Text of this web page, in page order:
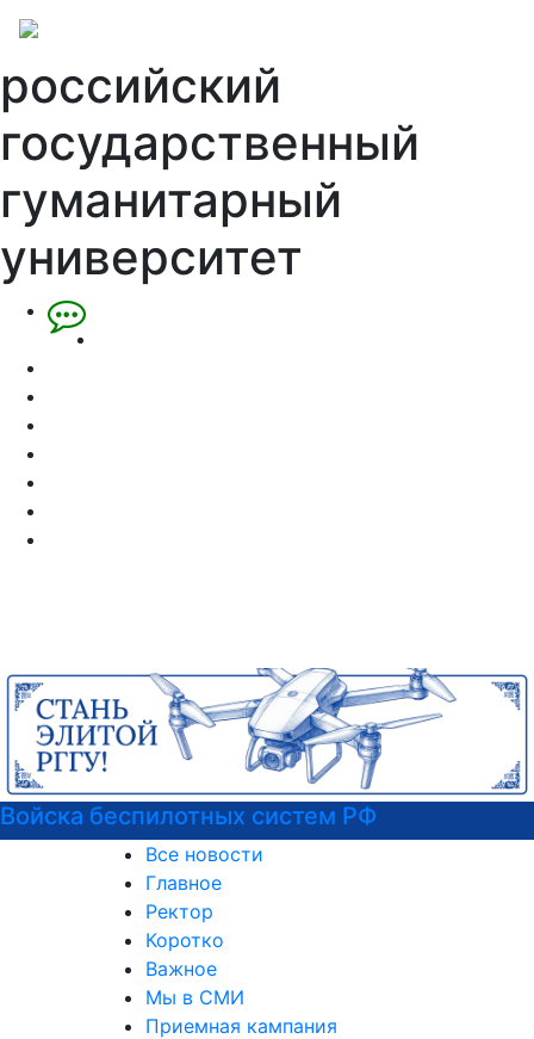
российский
государственный
гуманитарный
университет
Узнайте все о поступлении!
Все новости
Главное
Ректор
Коротко
Важное
Мы в СМИ
Приемная кампания